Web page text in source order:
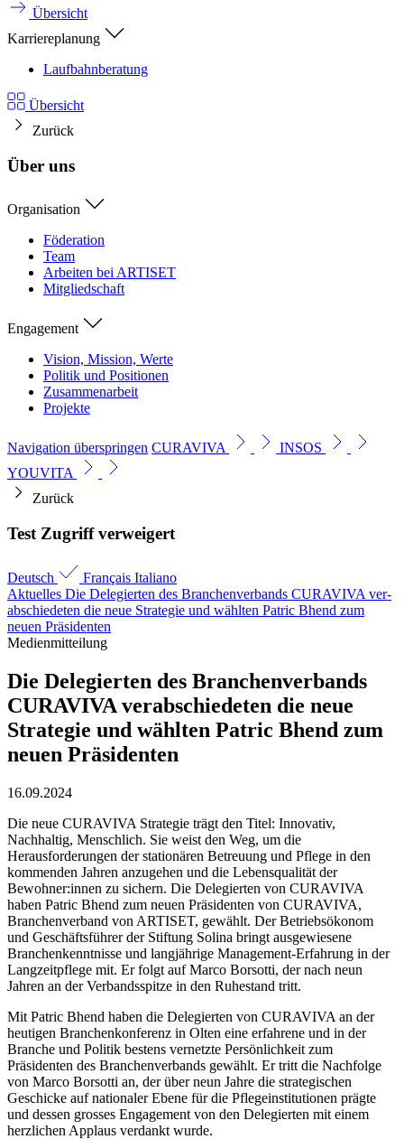
Übersicht
Karriereplanung
Laufbahnberatung
Übersicht
Zurück
Über uns
Organisation
Föderation
Team
Arbeiten bei ARTISET
Mitgliedschaft
Engagement
Vision, Mission, Werte
Politik und Positionen
Zusammenarbeit
Projekte
Navigation überspringen CURAVIVA
INSOS
YOUVITA
Zurück
Test Zugriff verweigert
Deutsch Français Italiano
Aktuelles Die Delegierten des Branchen­verbands CURAVIVA ver­
abschiedeten die neue Strategie und wählten Patric Bhend zum
neuen Präsidenten
Medienmitteilung
Die Delegierten des Branchen­verbands
CURAVIVA ver­abschiedeten die neue
Strategie und wählten Patric Bhend zum
neuen Präsidenten
16.09.2024
Die neue CURAVIVA Strategie trägt den Titel: Innovativ,
Nachhaltig, Menschlich. Sie weist den Weg, um die
Herausforderungen der stationären Betreuung und Pflege in den
kommenden Jahren anzugehen und die Lebensqualität der
Bewohner:innen zu sichern. Die Delegierten von CURAVIVA
haben Patric Bhend zum neuen Präsidenten von CURAVIVA,
Branchenverband von ARTISET, gewählt. Der Betriebsökonom
und Geschäftsführer der Stiftung Solina bringt ausgewiesene
Branchenkenntnisse und langjährige Management-Erfahrung in der
Langzeitpflege mit. Er folgt auf Marco Borsotti, der nach neun
Jahren an der Verbandsspitze in den Ruhestand tritt.
Mit Patric Bhend haben die Delegierten von CURAVIVA an der
heutigen Branchenkonferenz in Olten eine erfahrene und in der
Branche und Politik bestens vernetzte Persönlichkeit zum
Präsidenten des Branchenverbands gewählt. Er tritt die Nachfolge
von Marco Borsotti an, der über neun Jahre die strategischen
Geschicke auf nationaler Ebene für die Pflegeinstitutionen prägte
und dessen grosses Engagement von den Delegierten mit einem
herzlichen Applaus verdankt wurde.